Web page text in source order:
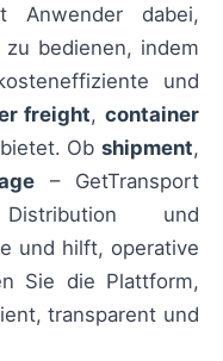
Anwender dabei,
bedienen, indem
und
freight,container
Obshipment,
– GetTransport
und
und hilft, operative
Sie die Plattform,
transparent und